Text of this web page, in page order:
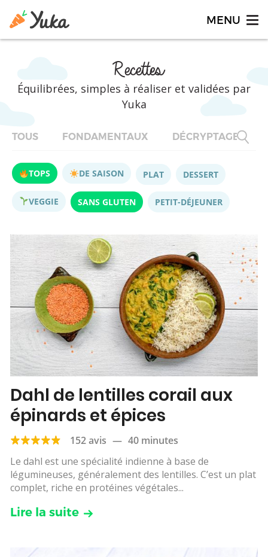
Recettes
Équilibrées, simples à réaliser et validées par
Yuka
TOUS FONDAMENTAUX DÉCRYPTAGES
TOPS DE SAISON PLAT DESSERT
VEGGIE SANS GLUTEN PETIT-DÉJEUNER
Dahl de lentilles corail aux
épinards et épices
152 avis — 40 minutes
Le dahl est une spécialité indienne à base de
légumineuses, généralement des lentilles. C’est un plat
complet, riche en protéines végétales...
Lire la suite